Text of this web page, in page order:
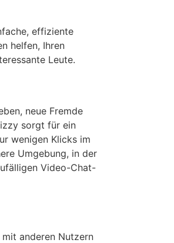
effiziente
helfen, Ihren
Leute.
neue Fremde
sorgt für ein
wenigen Klicks im
Umgebung, in der
Video-Chat-
anderen Nutzern